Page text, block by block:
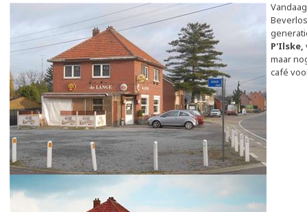
P'Ilske,
maar
café